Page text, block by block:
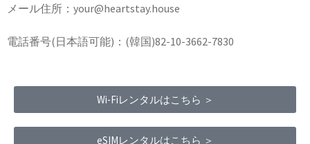
メール住所：your@heartstay.house
電話番号(日本語可能)：(韓国)82-10-3662-7830
Wi-Fiレンタルはこちら ＞
eSIMレンタルはこちら ＞